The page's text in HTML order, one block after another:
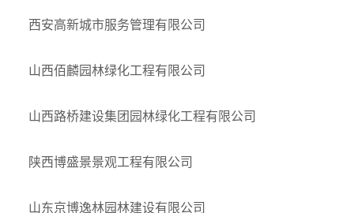
西安高新城市服务管理有限公司
山西佰麟园林绿化工程有限公司
山西路桥建设集团园林绿化工程有限公司
陕西博盛景景观工程有限公司
山东京博逸林园林建设有限公司